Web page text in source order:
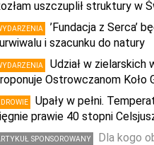
uszczuplił struktury w
’Fundacja z Serca’
i szacunku do natury
Udział w zielarskich
Ostrowczanom Koło
Upały w pełni.
prawie 40 stopni
SPONSOROWANY
Dla kogo